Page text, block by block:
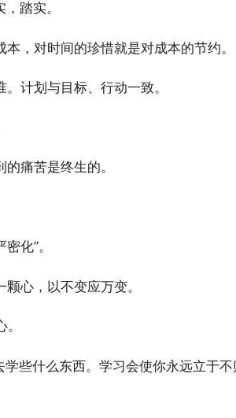
踏实。
，对时间的珍惜就是对成本的节约。
计划与目标、行动一致。
痛苦是终生的。
化”。
心，以不变应万变。
些什么东西。学习会使你永远立于不